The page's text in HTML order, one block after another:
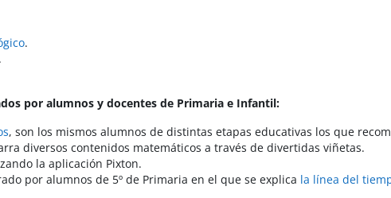
.
.
por alumnos y docentes de Primaria e Infantil:
, son los mismos alumnos de distintas etapas educativas los que
diversos contenidos matemáticos a través de divertidas viñetas.
la aplicación Pixton.
por alumnos de 5º de Primaria en el que se explica la línea del